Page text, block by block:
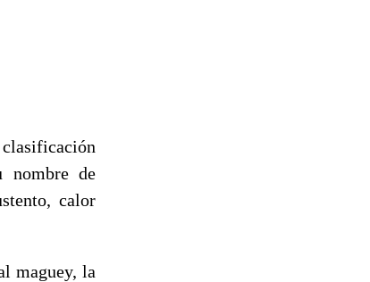
nombre de
calor
maguey, la